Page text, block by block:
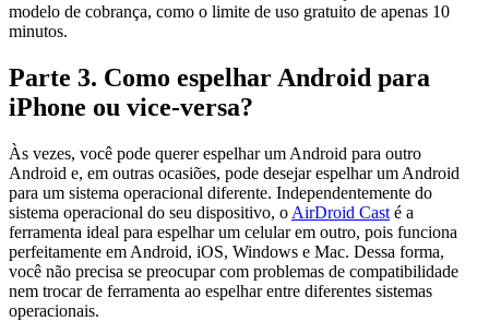
modelo de cobrança, como o limite de uso gratuito de apenas 10
minutos.
Parte 3. Como espelhar Android para
iPhone ou vice-versa?
Às vezes, você pode querer espelhar um Android para outro
Android e, em outras ocasiões, pode desejar espelhar um Android
para um sistema operacional diferente. Independentemente do
sistema operacional do seu dispositivo, o AirDroid Cast é a
ferramenta ideal para espelhar um celular em outro, pois funciona
perfeitamente em Android, iOS, Windows e Mac. Dessa forma,
você não precisa se preocupar com problemas de compatibilidade
nem trocar de ferramenta ao espelhar entre diferentes sistemas
operacionais.